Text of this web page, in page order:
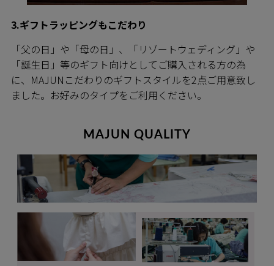
3.ギフトラッピングもこだわり
「父の日」や「母の日」、「リゾートウェディング」や
「誕生日」等のギフト向けとしてご購入される方の為
に、MAJUNこだわりのギフトスタイルを2点ご用意致し
ました。お好みのタイプをご利用ください。
MAJUN QUALITY